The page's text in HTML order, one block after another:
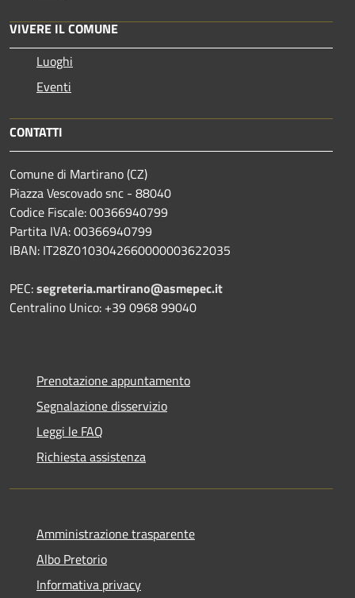
VIVERE IL COMUNE
Luoghi
Eventi
CONTATTI
Comune di Martirano (CZ)
Piazza Vescovado snc - 88040
Codice Fiscale: 00366940799
Partita IVA: 00366940799
IBAN: IT28Z0103042660000003622035
PEC:segreteria.martirano@asmepec.it
Centralino Unico: +39 0968 99040
Prenotazione appuntamento
Segnalazione disservizio
Leggi le FAQ
Richiesta assistenza
Amministrazione trasparente
Albo Pretorio
Informativa privacy